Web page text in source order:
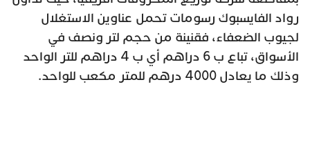
رواد الفايسبوك رسومات تحمل عناوين الاستغلال
لجيوب الضعفاء، فقنينة من حجم لتر ونصف في
الأسواق، تباع ب 6 دراهم أي ب 4 دراهم للتر الواحد
وذلك ما يعادل 4000 درهم للمتر مكعب للواحد.